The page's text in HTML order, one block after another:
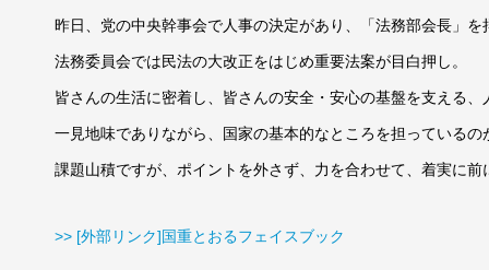
昨日、党の中央幹事会で人事の決定があり、「法務部会長」を
法務委員会では民法の大改正をはじめ重要法案が目白押し。
皆さんの生活に密着し、皆さんの安全・安心の基盤を支える
一見地味でありながら、国家の基本的なところを担っているの
課題山積ですが、ポイントを外さず、力を合わせて、着実に前
>> [外部リンク]国重とおるフェイスブック